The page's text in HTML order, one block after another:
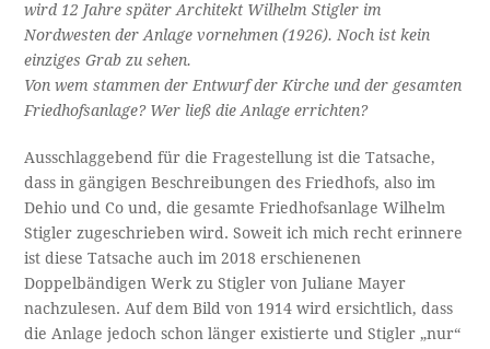
wird 12 Jahre später Architekt Wilhelm Stigler im
Nordwesten der Anlage vornehmen (1926). Noch ist kein
einziges Grab zu sehen.
Von wem stammen der Entwurf der Kirche und der gesamten
Friedhofsanlage? Wer ließ die Anlage errichten?
Ausschlaggebend für die Fragestellung ist die Tatsache,
dass in gängigen Beschreibungen des Friedhofs, also im
Dehio und Co und, die gesamte Friedhofsanlage Wilhelm
Stigler zugeschrieben wird. Soweit ich mich recht erinnere
ist diese Tatsache auch im 2018 erschienenen
Doppelbändigen Werk zu Stigler von Juliane Mayer
nachzulesen. Auf dem Bild von 1914 wird ersichtlich, dass
die Anlage jedoch schon länger existierte und Stigler „nur“